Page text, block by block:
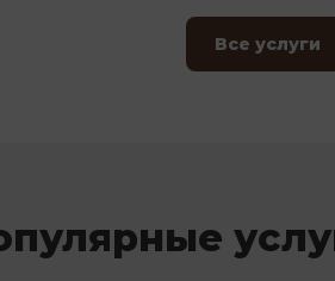
Все услуги